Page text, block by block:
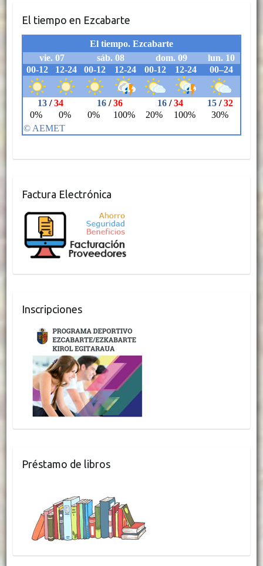
El tiempo en Ezcabarte
Factura Electrónica
Inscripciones
Préstamo de libros